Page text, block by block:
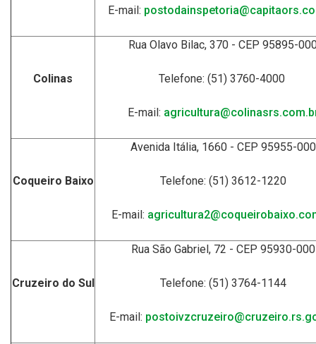
E-mail:
Colinas
Rua Olavo Bilac, 370 - CEP 95895-
Telefone: (51) 3760-4000
E-mail:
Coqueiro Baixo
Avenida Itália, 1660 - CEP 95955-000
Telefone: (51) 3612-1220
E-mail:
Cruzeiro do Sul
Rua São Gabriel, 72 - CEP 95930-000
Telefone: (51) 3764-1144
E-mail: